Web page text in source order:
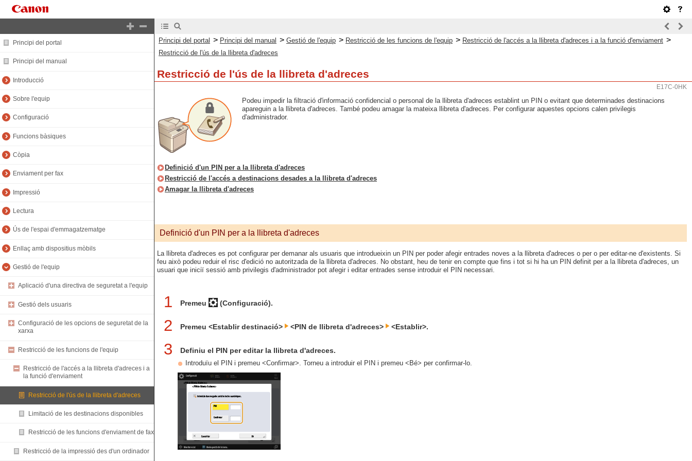
Principi del portal
Principi del manual
Introducció
Sobre l'equip
Configuració
Funcions bàsiques
Còpia
Enviament per fax
Impressió
Lectura
Ús de l'espai d'emmagatzematge
Enllaç amb dispositius mòbils
Gestió de l'equip
Aplicació d'una directiva de seguretat a l'equip
Gestió dels usuaris
Configuració de les opcions de seguretat de la
xarxa
Restricció de les funcions de l'equip
Restricció de l'accés a la llibreta d'adreces i a
la funció d'enviament
Restricció de l'ús de la llibreta d'adreces
Limitació de les destinacions disponibles
Restricció de les funcions d'enviament de fax
Restricció de la impressió des d'un ordinador
Principi del portal > Principi del manual > Gestió de l'equip > Restricció de les funcions de l'equip > Restricció de l'accés a la llibreta d'adreces i a la funció d'enviament >
Restricció de l'ús de la llibreta d'adreces
Restricció de l'ús de la llibreta d'adreces
E17C-0HK
Podeu impedir la filtració d'informació confidencial o personal de la llibreta d'adreces establint un PIN o evitant que determinades destinacions
apareguin a la llibreta d'adreces. També podeu amagar la mateixa llibreta d'adreces. Per configurar aquestes opcions calen privilegis
d'administrador.
Definició d'un PIN per a la llibreta d'adreces
Restricció de l'accés a destinacions desades a la llibreta d'adreces
Amagar la llibreta d'adreces
Definició d'un PIN per a la llibreta d'adreces
La llibreta d'adreces es pot configurar per demanar als usuaris que introdueixin un PIN per poder afegir entrades noves a la llibreta d'adreces o per o per editar-ne d'existents. Si
feu això podeu reduir el risc d'edició no autoritzada de la llibreta d'adreces. No obstant, heu de tenir en compte que fins i tot si hi ha un PIN definit per a la llibreta d'adreces, un
usuari que iniciï sessió amb privilegis d'administrador pot afegir i editar entrades sense introduir el PIN necessari.
1 Premeu (Configuració).
2 Premeu <Establir destinació> <PIN de llibreta d'adreces> <Establir>.
3 Definiu el PIN per editar la llibreta d'adreces.
Introduïu el PIN i premeu <Confirmar>. Torneu a introduir el PIN i premeu <Bé> per confirmar-lo.